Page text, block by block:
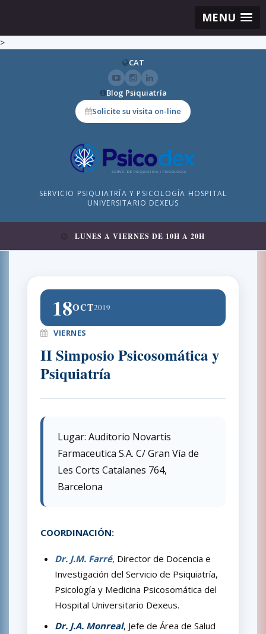
MENU
>
CAT
Blog Psiquiatría
Solicite su visita on-line
SERVICIO PSIQUIATRÍA Y PSICOLOGÍA HOSPITAL
UNIVERSITARIO DEXEUS
LUNES A VIERNES DE 10H A 20H
18OCT2019
VIERNES
II Simposio Psicosomática y
Psiquiatría
Lugar: Auditorio Novartis
Farmaceutica S.A. C/ Gran Vía de
Les Corts Catalanes 764,
Barcelona
COORDINACIÓN:
Dr. J.M. Farré, Director de Docencia e
Investigación del Servicio de Psiquiatría,
Psicología y Medicina Psicosomática del
Hospital Universitario Dexeus.
Dr. J.A. Monreal, Jefe de Área de Salud